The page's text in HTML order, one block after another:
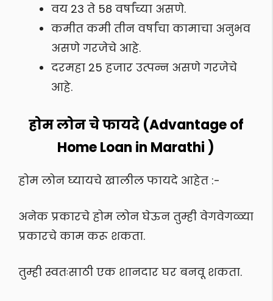
वय 23 ते 58 वर्षांच्या असणे.
कमीत कमी तीन वर्षांचा कामाचा अनुभव
असणे गरजेचे आहे.
दरमहा 25 हजार उत्पन्न असणे गरजेचे
आहे.
होम लोन चे फायदे (Advantage of
Home Loan in Marathi )
होम लोन घ्यायचे खालील फायदे आहेत :-
अनेक प्रकारचे होम लोन घेऊन तुम्ही वेगवेगळ्या
प्रकारचे काम करू शकता.
तुम्ही स्वतःसाठी एक शानदार घर बनवू शकता.